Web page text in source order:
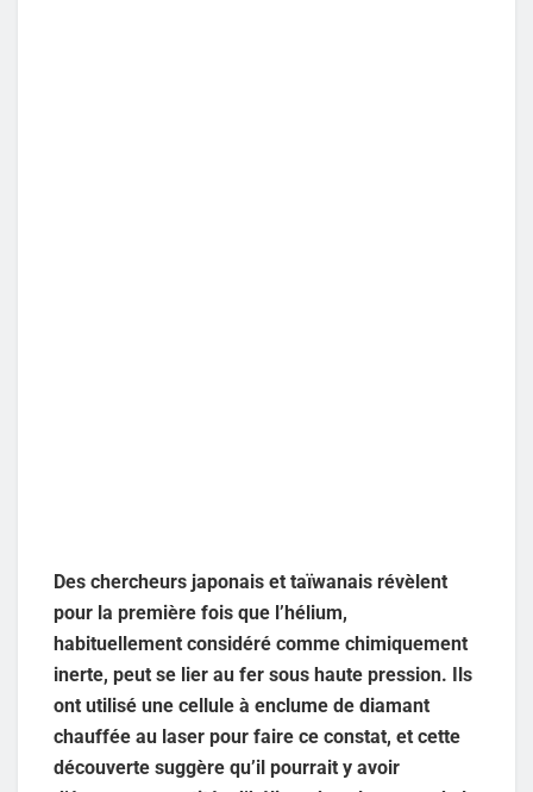
Des chercheurs japonais et taïwanais révèlent
pour la première fois que l’hélium,
habituellement considéré comme chimiquement
inerte, peut se lier au fer sous haute pression. Ils
ont utilisé une cellule à enclume de diamant
chauffée au laser pour faire ce constat, et cette
découverte suggère qu’il pourrait y avoir